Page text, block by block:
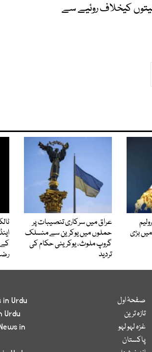
کیخلاف روئیے سے
بڑی
عراق میں سرکاری تنصیبات پر
حملوں میں یوکرین سے منسلک
گروپ ملوث، یوکرینی حکام کی
تردید
صفحۂ اول
تازہ ترین
غزہ لہو لہو
پاکستان
Urdu
Urdu
in